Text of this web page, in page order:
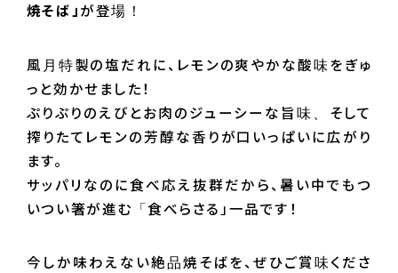
焼そば」 が登場！
風月特製の塩だれに、レモンの爽やかな酸味をぎゅ
っと効かせました！
ぷりぷりのえびとお肉のジューシーな旨味、そして
搾りたてレモンの芳醇な香りが口いっぱいに広がり
ます。
サッパリなのに食べ応え抜群だから、暑い中でもつ
いつい箸が進む「食べらさる」一品です！
今しか味わえない絶品焼そばを、ぜひご賞味くださ